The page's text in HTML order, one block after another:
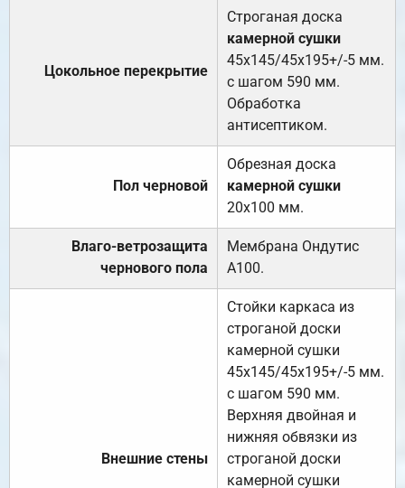
Цокольное перекрытие
Строганая доска
камерной сушки
45х145/45х195+/-5 мм.
с шагом 590 мм.
Обработка
антисептиком.
Пол черновой
Обрезная доска
камерной сушки
20х100 мм.
Влаго-ветрозащита
чернового пола
Мембрана Ондутис
А100.
Внешние стены
Стойки каркаса из
строганой доски
камерной сушки
45х145/45х195+/-5 мм.
с шагом 590 мм.
Верхняя двойная и
нижняя обвязки из
строганой доски
камерной сушки